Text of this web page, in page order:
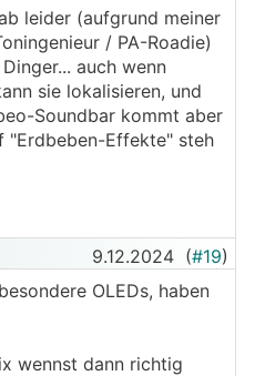
leider (aufgrund meiner
/ PA-Roadie)
auch wenn
sie lokalisieren, und
Soundbar kommt aber
"Erdbeben-Effekte" steh
9.12.2024 (#19)
OLEDs, haben
wennst dann richtig